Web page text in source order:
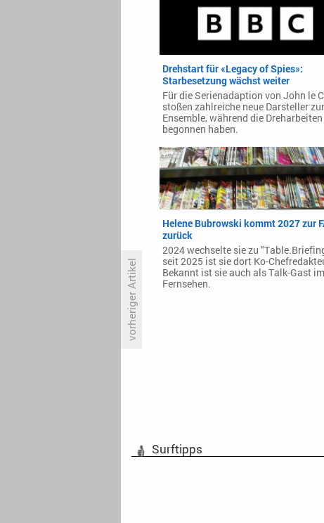
vorheriger Artikel
Drehstart für «Legacy of Spies»:
Starbesetzung wächst weiter
Für die Serienadaption von John le
stoßen zahlreiche neue Darsteller
Ensemble, während die Dreharbeiten
begonnen haben.
Helene Bubrowski kommt 2027 zur
zurück
2024 wechselte sie zu
seit 2025 ist sie dort Ko-
Bekannt ist sie auch als Talk-Gast im
Fernsehen.
Surftipps